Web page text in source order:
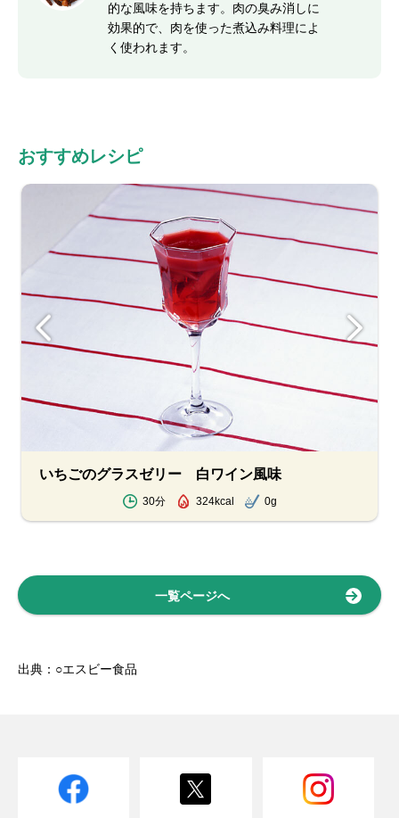
的な風味を持ちます。肉の臭み消しに
効果的で、肉を使った煮込み料理によ
く使われます。
おすすめレシピ
いちごのグラスゼリー 白ワイン風味
30分 324kcal 0g
一覧ページへ
出典：○エスビー食品